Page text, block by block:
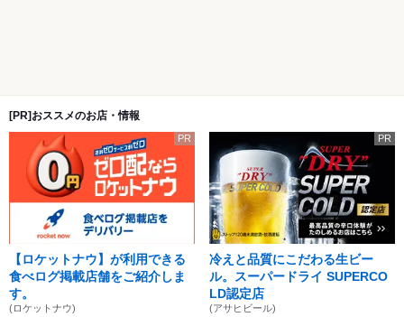
[PR]おススメのお店・情報
PR
【ロケットナウ】が利用できる
食べログ掲載店舗をご紹介しま
す。
(ロケットナウ)
PR
冷えと品質にこだわる生ビー
ル。スーパードライ SUPERCO
LD認定店
(アサヒビール)